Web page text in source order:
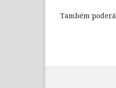
Também poderá